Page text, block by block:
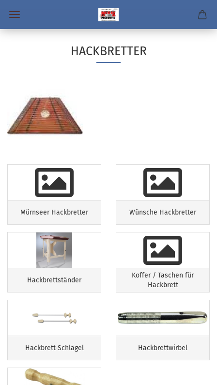
HACKBRETTER
Mürnseer Hackbretter Wünsche Hackbretter
Hackbrettständer
Koffer / Taschen für
Hackbrett
Hackbrett-Schlägel Hackbrettwirbel